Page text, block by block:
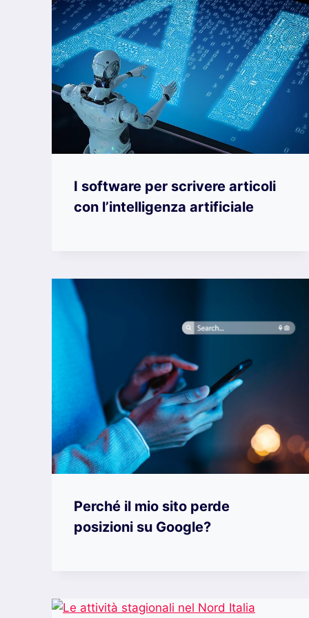
I software per scrivere articoli
con l’intelligenza artificiale
Perché il mio sito perde
posizioni su Google?